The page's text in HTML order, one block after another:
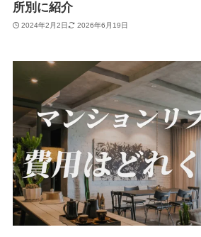
所別に紹介
2024年2月2日 2026年6月19日